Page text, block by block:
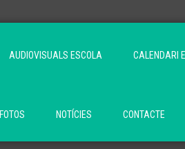
AUDIOVISUALS ESCOLA CALENDARI
FOTOS NOTÍCIES CONTACTE